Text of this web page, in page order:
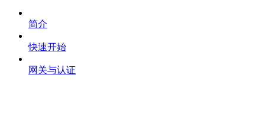
简介
快速开始
网关与认证